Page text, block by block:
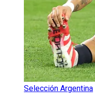
Selección Argentina